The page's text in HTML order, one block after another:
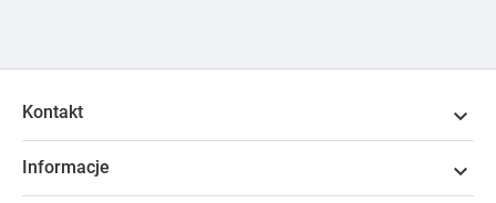
Kontakt 
Informacje 